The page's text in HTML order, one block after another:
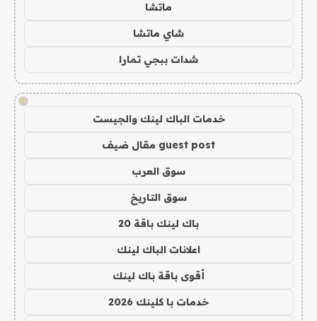
ماتشا
شاي ماتشا
شدات ببجي تمارا
!
خدمات الباك لينك والجيست
guest post مقال ضيف
سوق العرب
سوق التاريخ
باك لينك باقة 20
اعلانات الباك لينك
أقوى باقة باك لينك
خدمات با كلينك 2026